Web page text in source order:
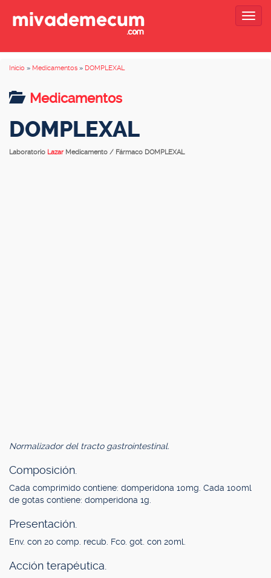
Inicio » Medicamentos » DOMPLEXAL
Medicamentos
DOMPLEXAL
Laboratorio Lazar Medicamento / Fármaco DOMPLEXAL
Normalizador del tracto gastrointestinal.
Composición.
Cada comprimido contiene: domperidona 10mg. Cada 100ml
de gotas contiene: domperidona 1g.
Presentación.
Env. con 20 comp. recub. Fco. got. con 20ml.
Acción terapéutica.